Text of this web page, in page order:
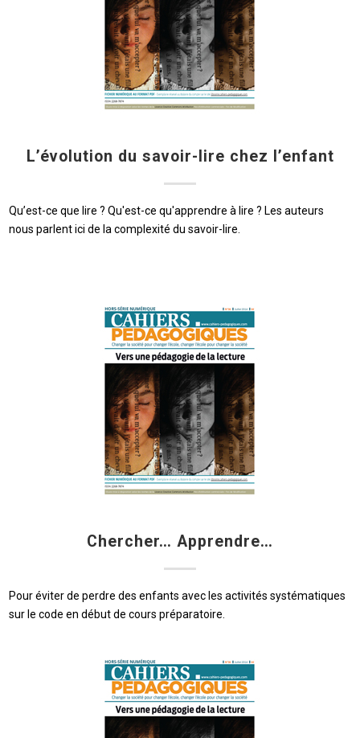
L’évolution du savoir-lire chez l’enfant
Qu’est-ce que lire ? Qu'est-ce qu'apprendre à lire ? Les auteurs
nous parlent ici de la complexité du savoir-lire.
Chercher… Apprendre…
Pour éviter de perdre des enfants avec les activités systématiques
sur le code en début de cours préparatoire.